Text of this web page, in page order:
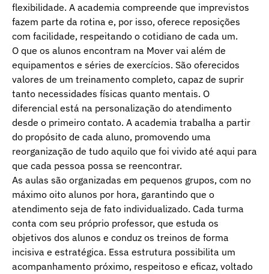
flexibilidade. A academia compreende que imprevistos
fazem parte da rotina e, por isso, oferece reposições
com facilidade, respeitando o cotidiano de cada um.
O que os alunos encontram na Mover vai além de
equipamentos e séries de exercícios. São oferecidos
valores de um treinamento completo, capaz de suprir
tanto necessidades físicas quanto mentais. O
diferencial está na personalização do atendimento
desde o primeiro contato. A academia trabalha a partir
do propósito de cada aluno, promovendo uma
reorganização de tudo aquilo que foi vivido até aqui para
que cada pessoa possa se reencontrar.
As aulas são organizadas em pequenos grupos, com no
máximo oito alunos por hora, garantindo que o
atendimento seja de fato individualizado. Cada turma
conta com seu próprio professor, que estuda os
objetivos dos alunos e conduz os treinos de forma
incisiva e estratégica. Essa estrutura possibilita um
acompanhamento próximo, respeitoso e eficaz, voltado